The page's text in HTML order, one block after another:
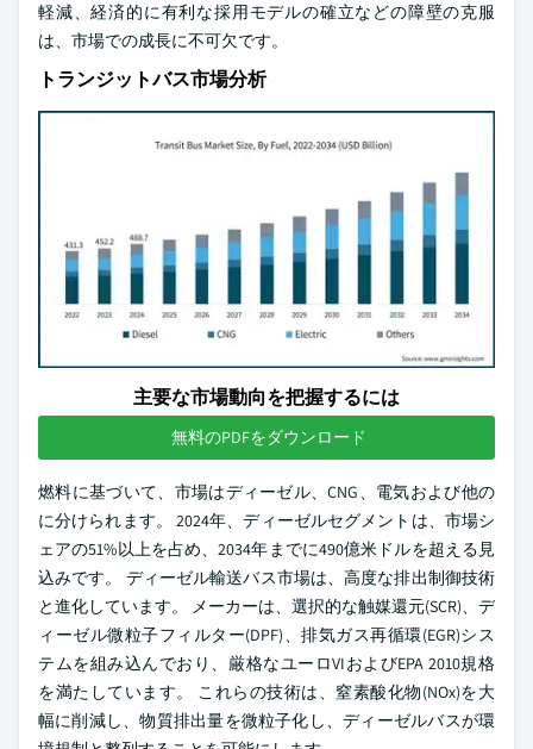
軽減、経済的に有利な採用モデルの確立などの障壁の克服
は、市場での成長に不可欠です。
トランジットバス市場分析
主要な市場動向を把握するには
無料のPDFをダウンロード
燃料に基づいて、市場はディーゼル、CNG、電気および他の
に分けられます。 2024年、ディーゼルセグメントは、市場シ
ェアの51%以上を占め、2034年までに490億米ドルを超える見
込みです。 ディーゼル輸送バス市場は、高度な排出制御技術
と進化しています。 メーカーは、選択的な触媒還元(SCR)、デ
ィーゼル微粒子フィルター(DPF)、排気ガス再循環(EGR)シス
テムを組み込んでおり、厳格なユーロVIおよびEPA 2010規格
を満たしています。 これらの技術は、窒素酸化物(NOx)を大
幅に削減し、物質排出量を微粒子化し、ディーゼルバスが環